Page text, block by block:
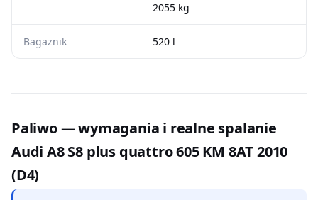
2055 kg
Bagażnik 520 l
Paliwo — wymagania i realne spalanie
Audi A8 S8 plus quattro 605 KM 8AT 2010
(D4)